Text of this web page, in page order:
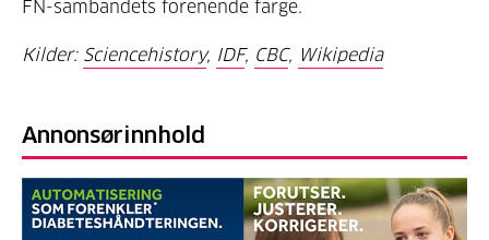
FN-sambandets forenende farge.
Kilder: Sciencehistory, IDF, CBC, Wikipedia
Annonsørinnhold